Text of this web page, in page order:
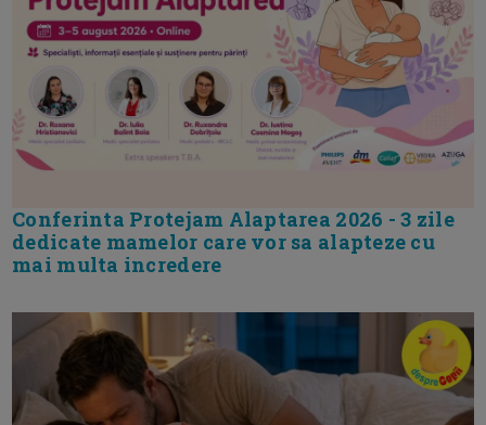
Conferinta Protejam Alaptarea 2026 - 3 zile
dedicate mamelor care vor sa alapteze cu
mai multa incredere